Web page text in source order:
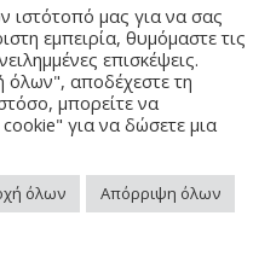
All Rights Reserved. / Powered by
ιστότοπό μας για να σας
εμπειρία, θυμόμαστε τις
επισκέψεις.
όλων", αποδέχεστε τη
μπορείτε να
cookie" για να δώσετε μια
όλων Απόρριψη όλων